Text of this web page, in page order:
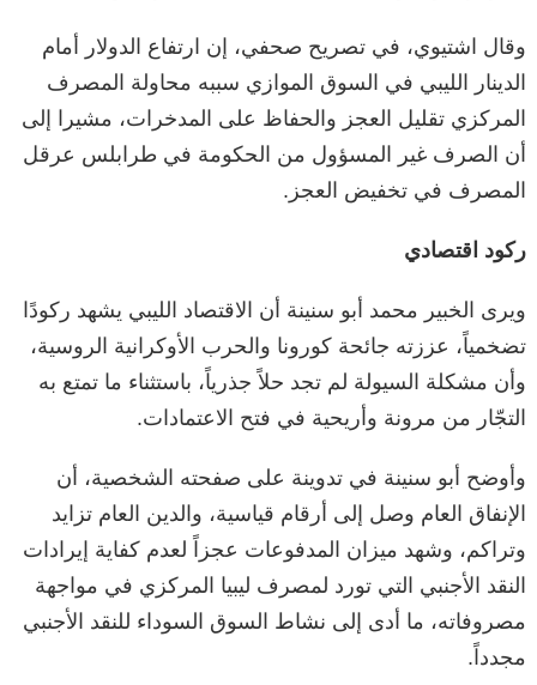
وقال اشتيوي، في تصريح صحفي، إن ارتفاع الدولار أمام
الدينار الليبي في السوق الموازي سببه محاولة المصرف
المركزي تقليل العجز والحفاظ على المدخرات، مشيرا إلى
أن الصرف غير المسؤول من الحكومة في طرابلس عرقل
المصرف في تخفيض العجز.
ركود اقتصادي
ويرى الخبير محمد أبو سنينة أن الاقتصاد الليبي يشهد ركودًا
تضخمياً، عززته جائحة كورونا والحرب الأوكرانية الروسية،
وأن مشكلة السيولة لم تجد حلاً جذرياً، باستثناء ما تمتع به
التجّار من مرونة وأريحية في فتح الاعتمادات.
وأوضح أبو سنينة في تدوينة على صفحته الشخصية، أن
الإنفاق العام وصل إلى أرقام قياسية، والدين العام تزايد
وتراكم، وشهد ميزان المدفوعات عجزاً لعدم كفاية إيرادات
النقد الأجنبي التي تورد لمصرف ليبيا المركزي في مواجهة
مصروفاته، ما أدى إلى نشاط السوق السوداء للنقد الأجنبي
مجدداً.